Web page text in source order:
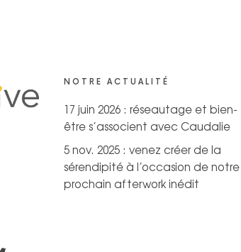
NOTRE ACTUALITÉ
17 juin 2026 : réseautage et bien-
être s’associent avec Caudalie
5 nov. 2025 : venez créer de la
sérendipité à l’occasion de notre
prochain afterwork inédit